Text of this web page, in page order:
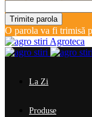
O parola va fi trimisă
Agroteca
La Zi
Produse